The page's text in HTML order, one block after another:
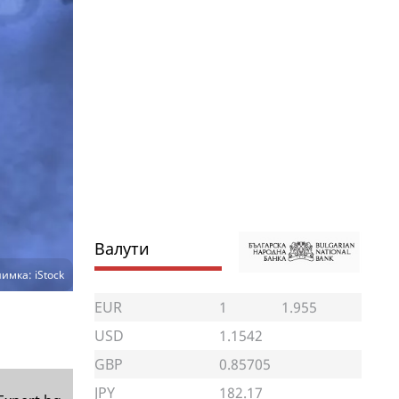
iStock
Валути
EUR 1
1.955
USD
1.1542
GBP
0.85705
JPY
182.17